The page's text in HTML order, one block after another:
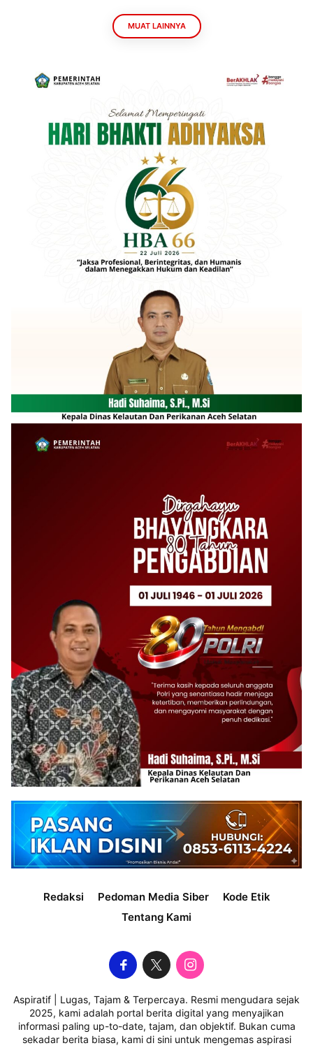
MUAT LAINNYA
Redaksi Pedoman Media Siber
Kode Etik
Tentang Kami
Aspiratif | Lugas, Tajam & Terpercaya. Resmi mengudara sejak
2025, kami adalah portal berita digital yang menyajikan
informasi paling up-to-date, tajam, dan objektif. Bukan cuma
sekadar berita biasa, kami di sini untuk mengemas aspirasi